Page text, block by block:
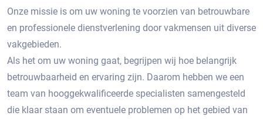
Onze missie is om uw woning te voorzien van betrouwbare
en professionele dienstverlening door vakmensen uit diverse
vakgebieden.
Als het om uw woning gaat, begrijpen wij hoe belangrijk
betrouwbaarheid en ervaring zijn. Daarom hebben we een
team van hooggekwalificeerde specialisten samengesteld
die klaar staan om eventuele problemen op het gebied van